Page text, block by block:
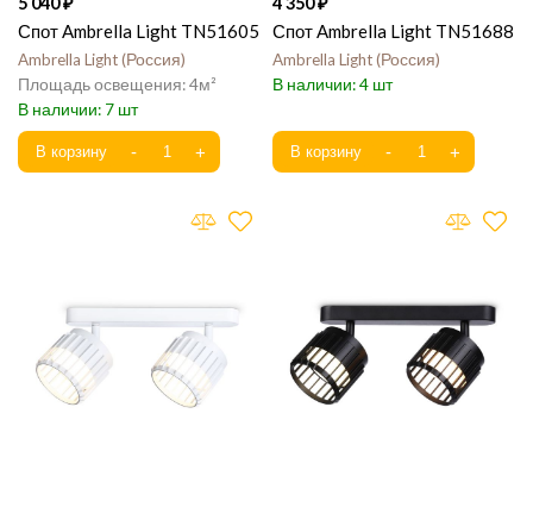
Спот Ambrella Light TN51605
Ambrella Light Россия
4
7
Спот Ambrella Light TN51688
Ambrella Light Россия
4